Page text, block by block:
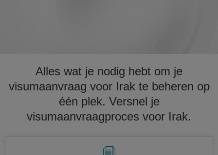
Alles wat je nodig hebt om je
visumaanvraag voor Irak te beheren op
één plek. Versnel je
visumaanvraagproces voor Irak.